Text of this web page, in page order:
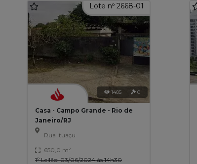
Lote nº 2668-01
1405 0
Casa - Campo Grande - Rio de
Janeiro/RJ
Rua Ituaçu
650,0 m²
1º Leilão: 03/06/2024 às 14h30